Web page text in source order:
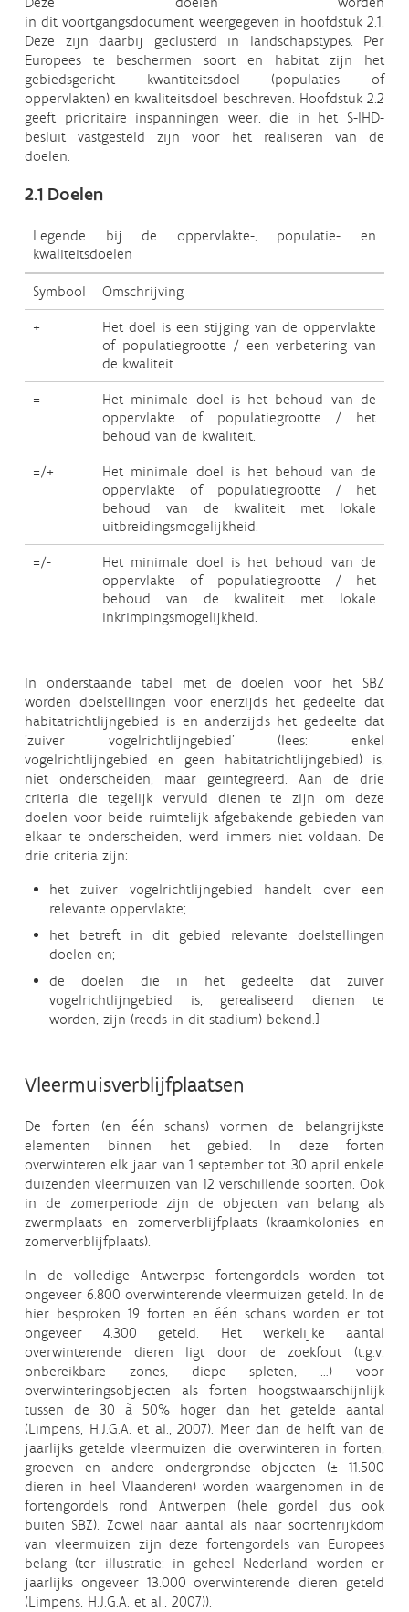
in dit voortgangsdocument weergegeven in hoofdstuk 2.1.
Deze zijn daarbij geclusterd in landschapstypes. Per
Europees te beschermen soort en habitat zijn het
gebiedsgericht kwantiteitsdoel (populaties of
oppervlakten) en kwaliteitsdoel beschreven. Hoofdstuk 2.2
geeft prioritaire inspanningen weer, die in het S-IHD-
besluit vastgesteld zijn voor het realiseren van de
doelen.
2.1 Doelen
Legende bij de oppervlakte-, populatie- en
kwaliteitsdoelen
Symbool Omschrijving
+
Het doel is een stijging van de oppervlakte
of populatiegrootte / een verbetering van
de kwaliteit.
=
Het minimale doel is het behoud van de
oppervlakte of populatiegrootte / het
behoud van de kwaliteit.
=/+
Het minimale doel is het behoud van de
oppervlakte of populatiegrootte / het
behoud van de kwaliteit met lokale
uitbreidingsmogelijkheid.
=/-
Het minimale doel is het behoud van de
oppervlakte of populatiegrootte / het
behoud van de kwaliteit met lokale
inkrimpingsmogelijkheid.
In onderstaande tabel met de doelen voor het SBZ
worden doelstellingen voor enerzijds het gedeelte dat
habitatrichtlijngebied is en anderzijds het gedeelte dat
'zuiver vogelrichtlijngebied' (lees: enkel
vogelrichtlijngebied en geen habitatrichtlijngebied) is,
niet onderscheiden, maar geïntegreerd. Aan de drie
criteria die tegelijk vervuld dienen te zijn om deze
doelen voor beide ruimtelijk afgebakende gebieden van
elkaar te onderscheiden, werd immers niet voldaan. De
drie criteria zijn:
het zuiver vogelrichtlijngebied handelt over een
relevante oppervlakte;
het betreft in dit gebied relevante doelstellingen
doelen en;
de doelen die in het gedeelte dat zuiver
vogelrichtlijngebied is, gerealiseerd dienen te
worden, zijn (reeds in dit stadium) bekend.]
Vleermuisverblijfplaatsen
De forten (en één schans) vormen de belangrijkste
elementen binnen het gebied. In deze forten
overwinteren elk jaar van 1 september tot 30 april enkele
duizenden vleermuizen van 12 verschillende soorten. Ook
in de zomerperiode zijn de objecten van belang als
zwermplaats en zomerverblijfplaats (kraamkolonies en
zomerverblijfplaats).
In de volledige Antwerpse fortengordels worden tot
ongeveer 6.800 overwinterende vleermuizen geteld. In de
hier besproken 19 forten en één schans worden er tot
ongeveer 4.300 geteld. Het werkelijke aantal
overwinterende dieren ligt door de zoekfout (t.g.v.
onbereikbare zones, diepe spleten, …) voor
overwinteringsobjecten als forten hoogstwaarschijnlijk
tussen de 30 à 50% hoger dan het getelde aantal
(Limpens, H.J.G.A. et al., 2007). Meer dan de helft van de
jaarlijks getelde vleermuizen die overwinteren in forten,
groeven en andere ondergrondse objecten (± 11.500
dieren in heel Vlaanderen) worden waargenomen in de
fortengordels rond Antwerpen (hele gordel dus ook
buiten SBZ). Zowel naar aantal als naar soortenrijkdom
van vleermuizen zijn deze fortengordels van Europees
belang (ter illustratie: in geheel Nederland worden er
jaarlijks ongeveer 13.000 overwinterende dieren geteld
(Limpens, H.J.G.A. et al., 2007)).